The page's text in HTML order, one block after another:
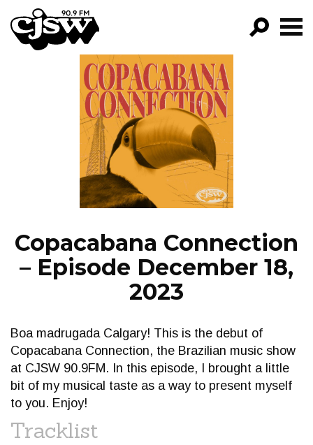
CJSW
FILTER BY:
PROGRAMS
EPISODES
NEWS
Copacabana Connection
– Episode December 18,
2023
Boa madrugada Calgary! This is the debut of
Copacabana Connection, the Brazilian music show
at CJSW 90.9FM. In this episode, I brought a little
bit of my musical taste as a way to present myself
to you. Enjoy!
Tracklist